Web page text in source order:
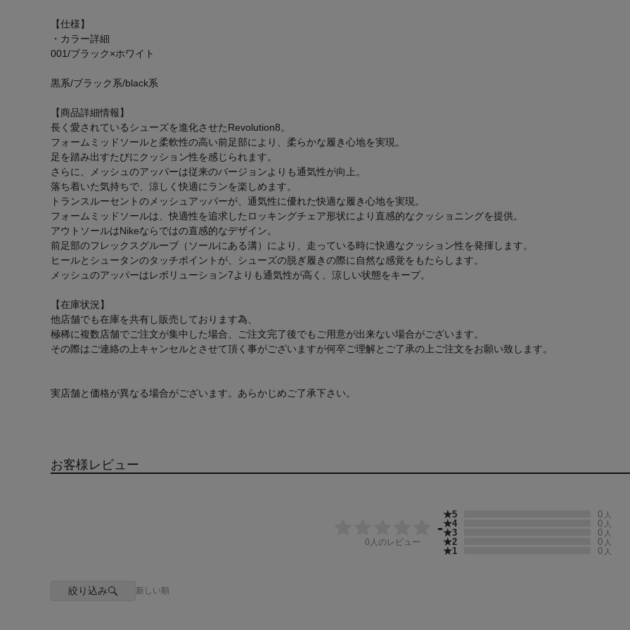
【仕様】
・カラー詳細
001/ブラック×ホワイト
黒系/ブラック系/black系
【商品詳細情報】
長く愛されているシューズを進化させたRevolution8。
フォームミッドソールと柔軟性の高い前足部により、柔らかな履き心地を実現。
足を踏み出すたびにクッション性を感じられます。
さらに、メッシュのアッパーは従来のバージョンよりも通気性が向上。
落ち着いた気持ちで、涼しく快適にランを楽しめます。
トランスルーセントのメッシュアッパーが、通気性に優れた快適な履き心地を実現。
フォームミッドソールは、快適性を追求したロッキングチェア形状により直感的なクッショニングを提供。
アウトソールはNikeならではの直感的なデザイン。
前足部のフレックスグルーブ（ソールにある溝）により、走っている時に快適なクッション性を発揮します。
ヒールとシュータンのタッチポイントが、シューズの脱ぎ履きの際に自然な感覚をもたらします。
メッシュのアッパーはレボリューション7よりも通気性が高く、涼しい状態をキープ。
【在庫状況】
他店舗でも在庫を共有し販売しております為、
極稀に複数店舗でご注文が集中した場合、ご注文完了後でもご用意が出来ない場合がございます。
その際はご連絡の上キャンセルとさせて頂く事がございますが何卒ご理解とご了承の上ご注文をお願い致します。
実店舗と価格が異なる場合がございます。あらかじめご了承下さい。
お客様レビュー
-
0 人のレビュー
★5 0 人
★4 0 人
★3 0 人
★2 0 人
★1 0 人
絞り込み 新しい順